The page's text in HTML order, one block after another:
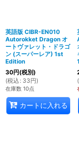
英語版 CIBR-EN010
Autorokket Dragon オ
ートヴァレット・ドラゴ
ン (スーパーレア) 1st
Edition
30円(税別)
(税込 : 33円)
在庫数 10点
カートに入れる
(